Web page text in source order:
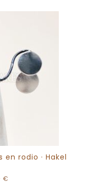
rodio · Hakel
€